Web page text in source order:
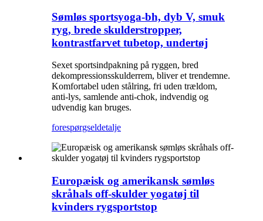
Sømløs sportsyoga-bh, dyb V, smuk
ryg, brede skulderstropper,
kontrastfarvet tubetop, undertøj
Sexet sportsindpakning på ryggen, bred
dekompressionsskulderrem, bliver et trendemne.
Komfortabel uden stålring, fri uden trældom,
anti-lys, samlende anti-chok, indvendig og
udvendig kan bruges.
forespørgseldetalje
Europæisk og amerikansk sømløs
skråhals off-skulder yogatøj til
kvinders rygsportstop